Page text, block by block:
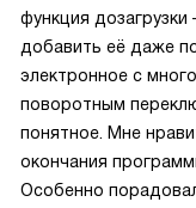
функция
добавить её даже
электронное с
поворотным
понятное. Мне
окончания
Особенно